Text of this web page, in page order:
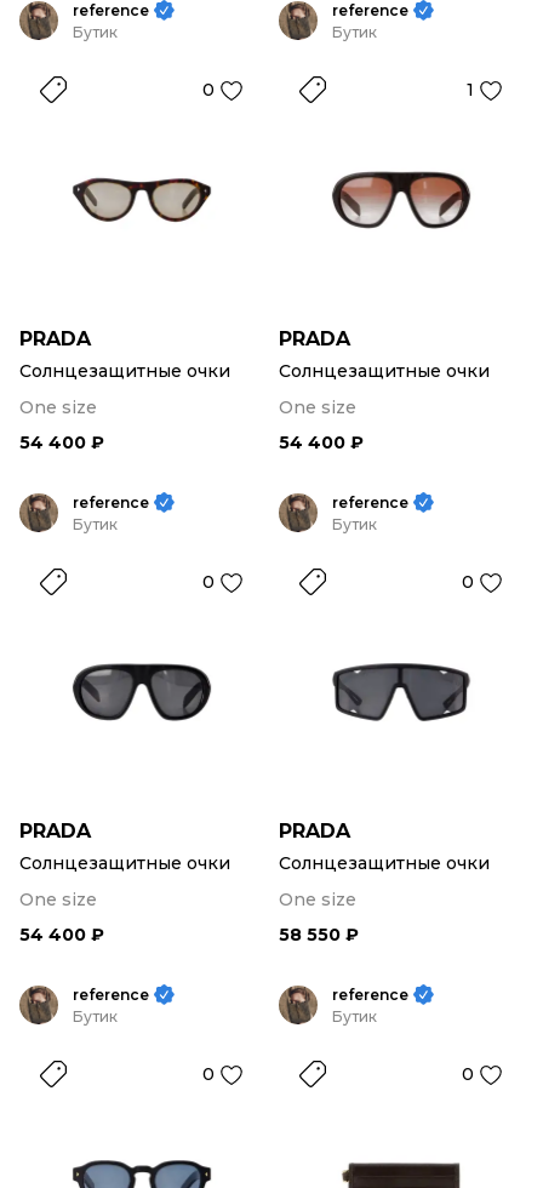
reference
Бутик
0
PRADA
Солнцезащитные очки
One size
54 400 ₽
reference
Бутик
1
PRADA
Солнцезащитные очки
One size
54 400 ₽
reference
Бутик
0
PRADA
Солнцезащитные очки
One size
54 400 ₽
reference
Бутик
0
PRADA
Солнцезащитные очки
One size
58 550 ₽
reference
Бутик
0
reference
Бутик
0